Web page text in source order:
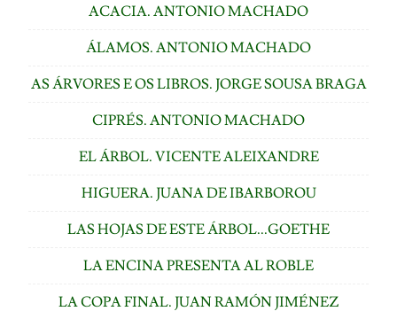
ACACIA. ANTONIO MACHADO
ÁLAMOS. ANTONIO MACHADO
AS ÁRVORES E OS LIBROS. JORGE SOUSA BRAGA
CIPRÉS. ANTONIO MACHADO
EL ÁRBOL. VICENTE ALEIXANDRE
HIGUERA. JUANA DE IBARBOROU
LAS HOJAS DE ESTE ÁRBOL...GOETHE
LA ENCINA PRESENTA AL ROBLE
LA COPA FINAL. JUAN RAMÓN JIMÉNEZ